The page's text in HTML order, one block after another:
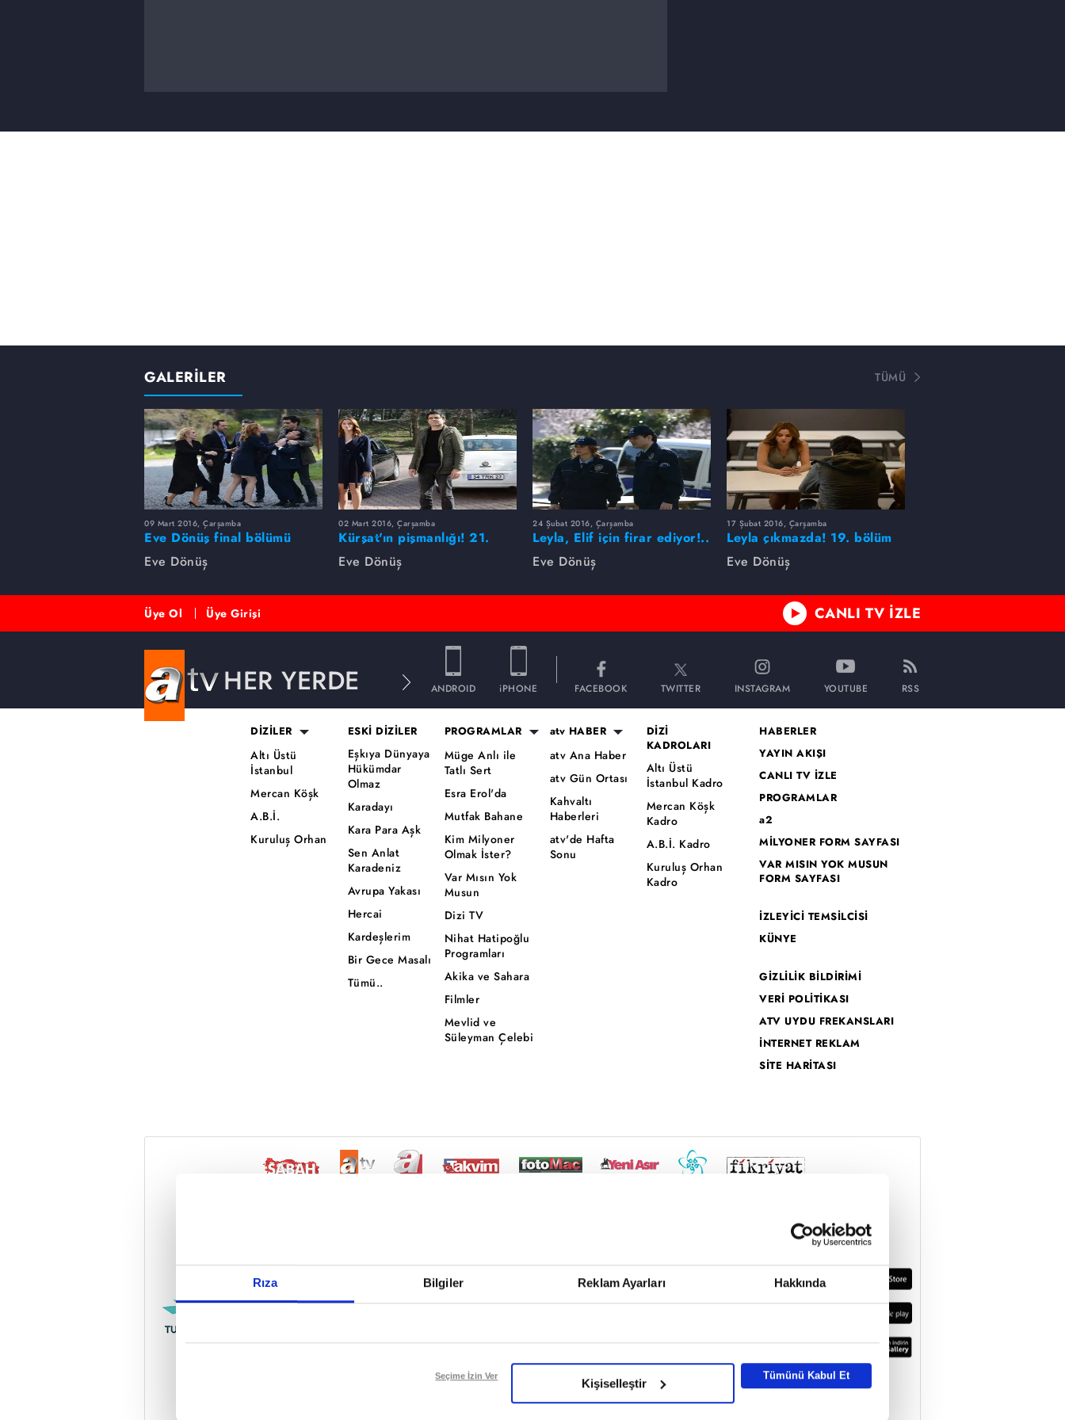
Rıza Bilgiler Reklam Ayarları Hakkında
Reddet
Seçime İzin Ver
Kişiselleştir
Tümünü Kabul Et
GALERİLER TÜMÜ
09 Mart 2016, Çarşamba
Eve Dönüş final bölümü
fotogaleri
Eve Dönüş
02 Mart 2016, Çarşamba
Kürşat'ın pişmanlığı! 21.
bölüm foto galeri
Eve Dönüş
24 Şubat 2016, Çarşamba
Leyla, Elif için firar ediyor!..
20. bölüm fotogaleri
Eve Dönüş
17 Şubat 2016, Çarşamba
Leyla çıkmazda! 19. bölüm
foto galeri
Eve Dönüş
Üye Ol Üye Girişi CANLI TV İZLE
HER YERDE ANDROID iPHONE FACEBOOK TWITTER INSTAGRAM YOUTUBE RSS
DİZİLER
Altı Üstü
İstanbul
Mercan Köşk
A.B.İ.
Kuruluş Orhan
ESKİ DİZİLER
Eşkıya Dünyaya
Hükümdar
Olmaz
Karadayı
Kara Para Aşk
Sen Anlat
Karadeniz
Avrupa Yakası
Hercai
Kardeşlerim
Bir Gece Masalı
Tümü..
PROGRAMLAR
Müge Anlı ile
Tatlı Sert
Esra Erol'da
Mutfak Bahane
Kim Milyoner
Olmak İster?
Var Mısın Yok
Musun
Dizi TV
Nihat Hatipoğlu
Programları
Akika ve Sahara
Filmler
Mevlid ve
Süleyman Çelebi
atv HABER
atv Ana Haber
atv Gün Ortası
Kahvaltı
Haberleri
atv'de Hafta
Sonu
DİZİ
KADROLARI
Altı Üstü
İstanbul Kadro
Mercan Köşk
Kadro
A.B.İ. Kadro
Kuruluş Orhan
Kadro
HABERLER
YAYIN AKIŞI
CANLI TV İZLE
PROGRAMLAR
a2
MİLYONER FORM SAYFASI
VAR MISIN YOK MUSUN
FORM SAYFASI
İZLEYİCİ TEMSİLCİSİ
KÜNYE
GİZLİLİK BİLDİRİMİ
VERİ POLİTİKASI
ATV UYDU FREKANSLARI
İNTERNET REKLAM
SİTE HARİTASI